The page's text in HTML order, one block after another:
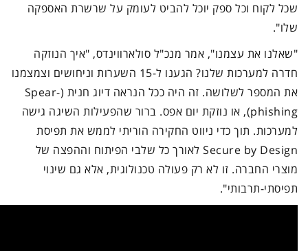
שכל לקוח וכל ספק יוכל להביט לעומק על שרשרת האספקה
שלו".
"שאלנו את עצמנו", אמר מנכ"ל סולארווינדס, "איך הנוזקה
חדרה למערכות שלנו? הגענו ל-15 השערות וניחושים וצמצמנו
את המספר לשלושה. זה היה ככל הנראה דיוג חנית (Spear-
phishing), או נוזקת יום אפס. ברור שהפעילות השיגה גישה
למערכות. תוך כדי ניווט החקירה הוריתי לממש את תפיסת
Secure by Design לאורך כל שלבי הפיתוח וההפצה של
מוצרי החברה. זו לא רק פעולה טכנולוגית, אלא גם שינוי
תפיסתי-תרבותי".